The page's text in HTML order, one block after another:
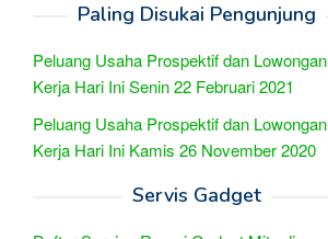
Paling Disukai Pengunjung
Peluang Usaha Prospektif dan Lowongan
Kerja Hari Ini Senin 22 Februari 2021
Peluang Usaha Prospektif dan Lowongan
Kerja Hari Ini Kamis 26 November 2020
Servis Gadget